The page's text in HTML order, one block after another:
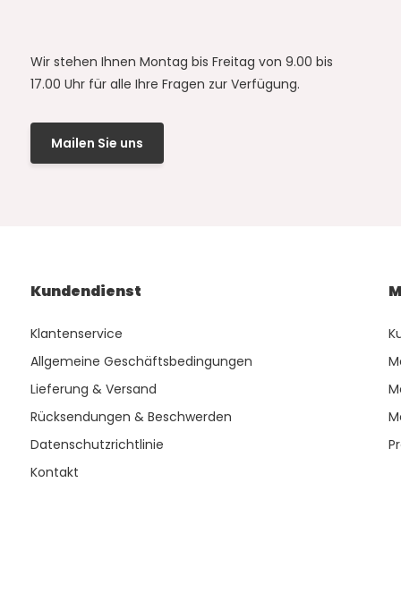
Wir stehen Ihnen Montag bis Freitag von 9.00 bis
17.00 Uhr für alle Ihre Fragen zur Verfügung.
Mailen Sie uns
Kundendienst
Klantenservice
Allgemeine Geschäftsbedingungen
Lieferung & Versand
Rücksendungen & Beschwerden
Datenschutzrichtlinie
Kontakt